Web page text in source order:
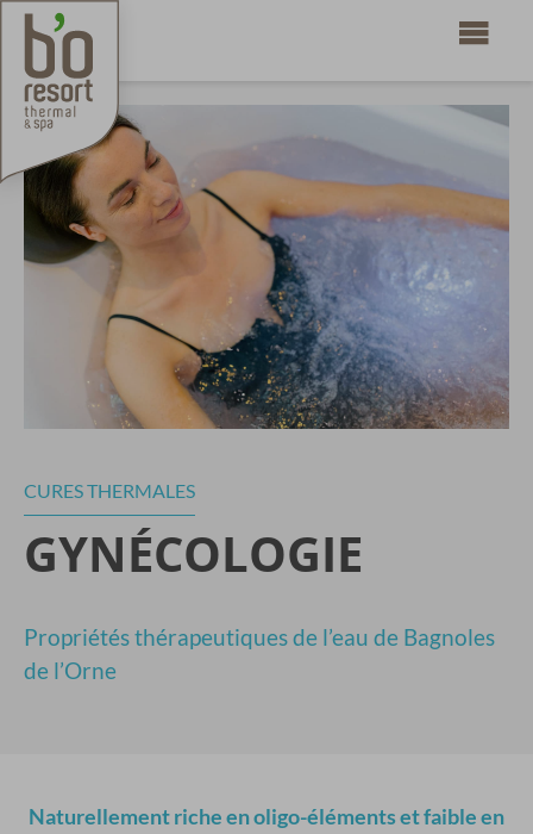
CURES THERMALES
GYNÉCOLOGIE
Propriétés thérapeutiques de l’eau de Bagnoles
de l’Orne
Naturellement riche en oligo-éléments et faible en